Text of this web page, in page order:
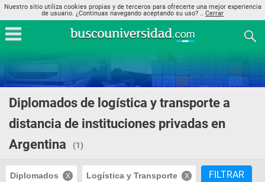
Nuestro sitio utiliza cookies propias y de terceros para ofrecerte una mejor experiencia
de usuario. ¿Continuas navegando aceptando su uso? .. Cerrar
Diplomados de logística y transporte a
distancia de instituciones privadas en
Argentina
(1)
Diplomados Logística y Transporte FILTRAR